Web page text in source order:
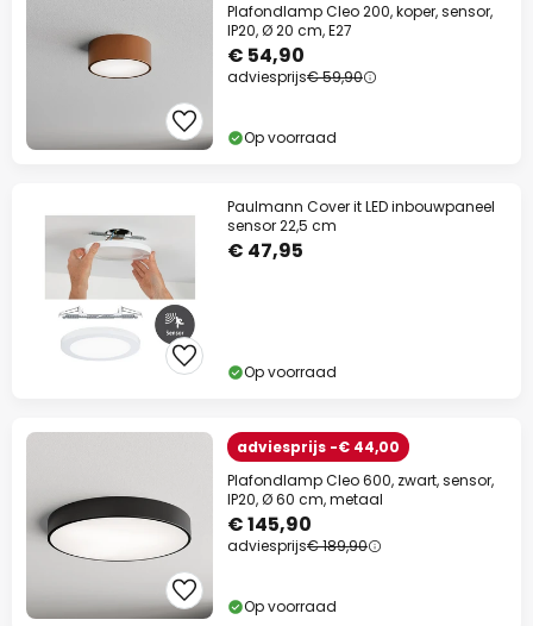
Plafondlamp Cleo 200, koper, sensor,
IP20, Ø 20 cm, E27
€ 54,90
adviesprijs€ 59,90
Op voorraad
Paulmann Cover it LED inbouwpaneel
sensor 22,5 cm
€ 47,95
Op voorraad
adviesprijs -€ 44,00
Plafondlamp Cleo 600, zwart, sensor,
IP20, Ø 60 cm, metaal
€ 145,90
adviesprijs€ 189,90
Op voorraad